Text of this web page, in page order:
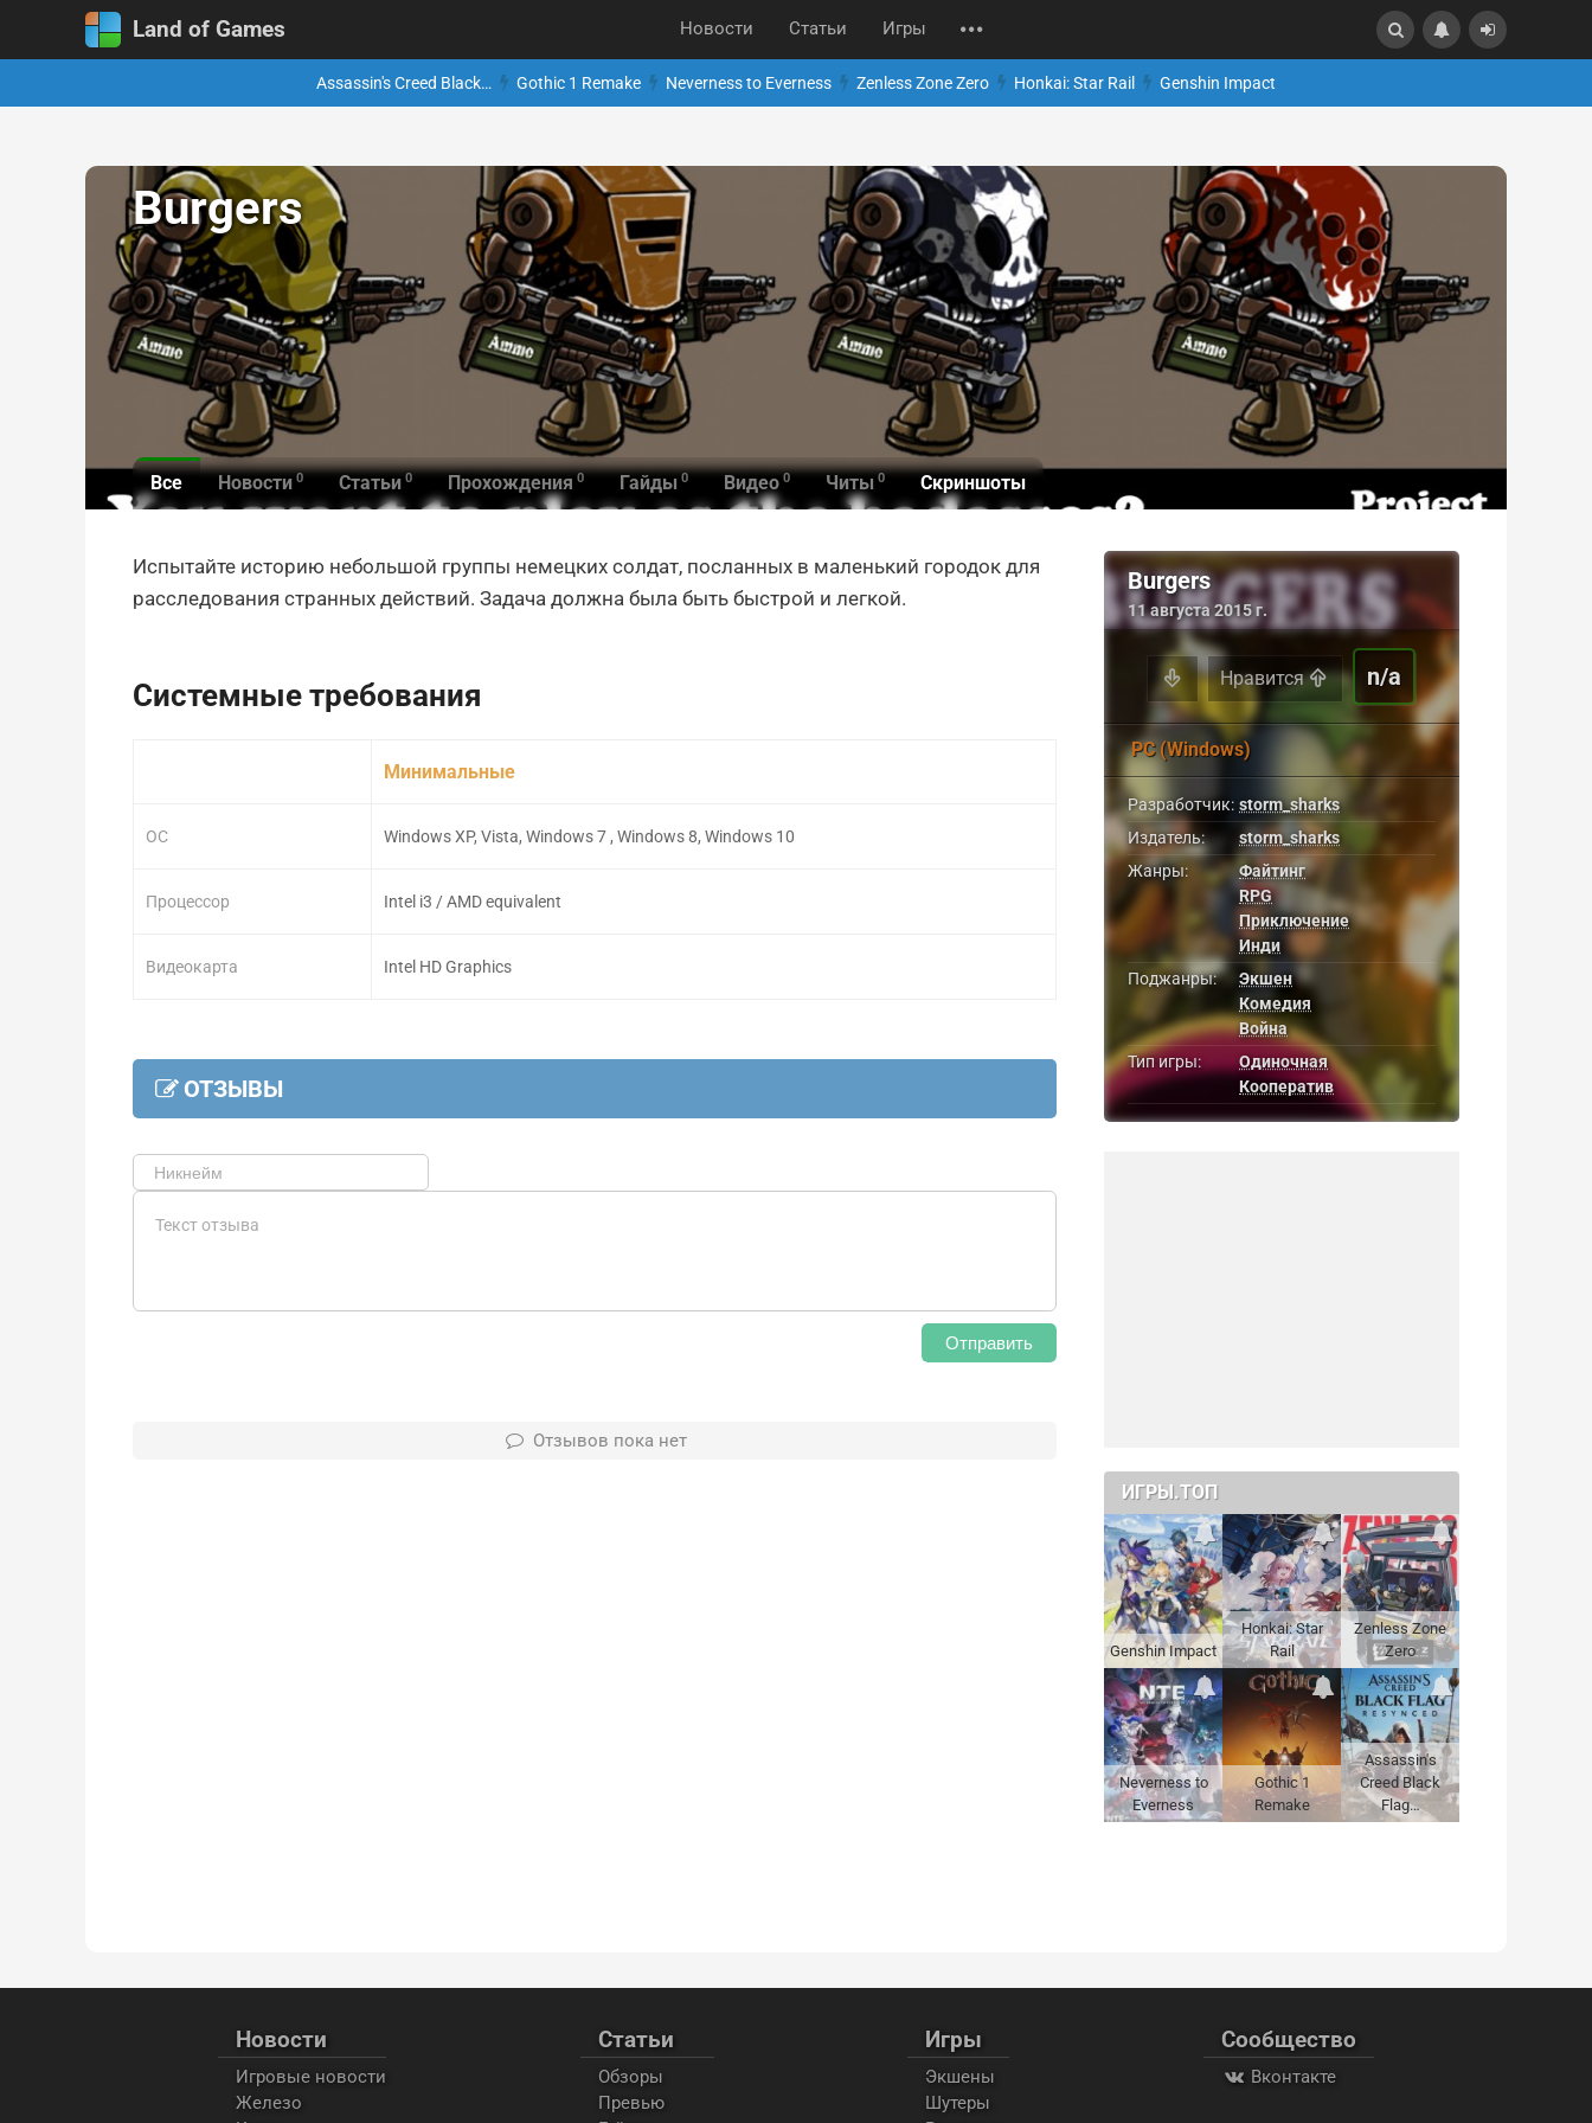
Land of Games Новости Статьи Игры
Assassin's Creed Black… Gothic 1 Remake Neverness to Everness Zenless Zone Zero Honkai: Star Rail Genshin Impact
Burgers
Все Новости 0 Статьи 0 Прохождения 0 Гайды 0 Видео 0 Читы 0 Скриншоты
Испытайте историю небольшой группы немецких солдат, посланных в маленький городок для
расследования странных действий. Задача должна была быть быстрой и легкой.
Системные требования
ОС
Процессор
Видеокарта
Минимальные
Windows XP, Vista, Windows 7 , Windows 8, Windows 10
Intel i3 / AMD equivalent
Intel HD Graphics
ОТЗЫВЫ
Отправить
Отзывов пока нет
Burgers
11 августа 2015 г.
Нравится n/a
PC (Windows)
Разработчик: storm_sharks
Издатель:
storm_sharks
Жанры:
Файтинг
RPG
Приключение
Инди
Поджанры:
Экшен
Комедия
Война
Тип игры:
Одиночная
Кооператив
ИГРЫ.ТОП
Genshin Impact
Honkai: Star
Rail
Zenless Zone
Zero
Neverness to
Everness
Gothic 1
Remake
Assassin's
Creed Black
Flag…
Новости
Игровые новости
Железо
Статьи
Обзоры
Превью
Игры
Экшены
Шутеры
Сообщество
Вконтакте